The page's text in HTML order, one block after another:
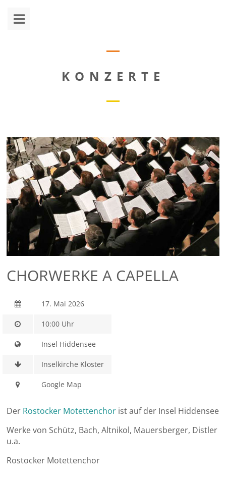
KONZERTE
CHORWERKE A CAPELLA
17. Mai 2026
10:00 Uhr
Insel Hiddensee
Inselkirche Kloster
Google Map
Der Rostocker Motettenchor ist auf der Insel Hiddensee
Werke von Schütz, Bach, Altnikol, Mauersberger, Distler
u.a.
Rostocker Motettenchor